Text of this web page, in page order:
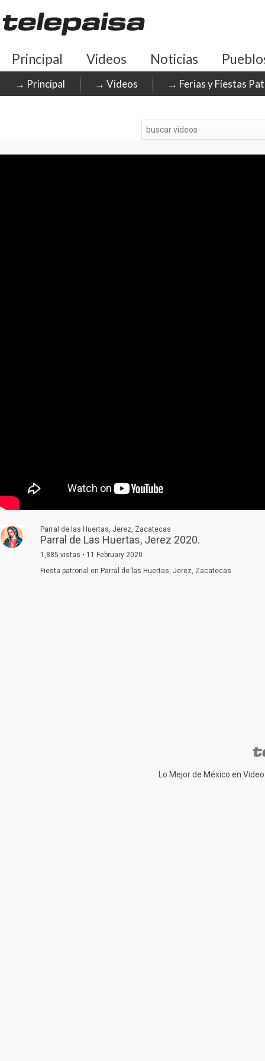
Principal Videos Noticias
→ Principal → Videos → Ferias y Fiestas
Parral de las Huertas, Jerez, Zacatecas
Parral de Las Huertas, Jerez 2020.
1,885 vistas • 11 February 2020
Fiesta patronal en Parral de las Huertas, Jerez, Zacatecas.
Lo Mejor de México en